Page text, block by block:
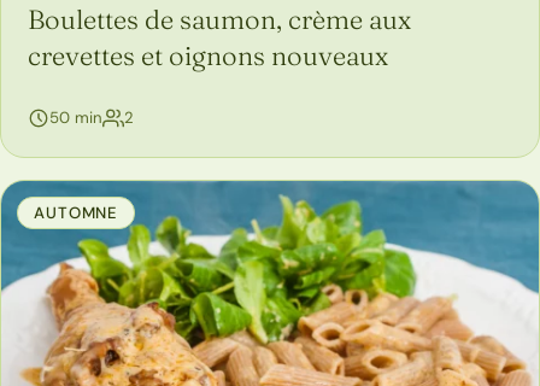
Boulettes de saumon, crème aux
crevettes et oignons nouveaux
50 min 2
AUTOMNE